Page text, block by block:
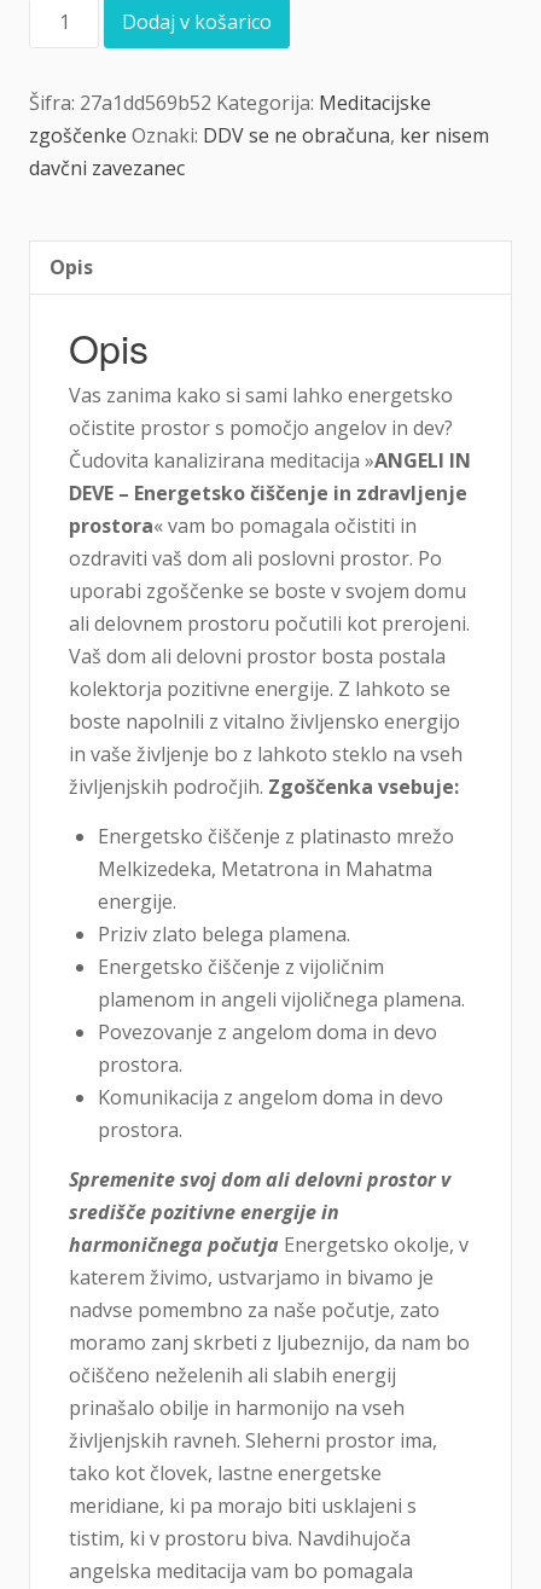
Dodaj v košarico
Šifra: 27a1dd569b52 Kategorija: Meditacijske
zgoščenke Oznaki: DDV se ne obračuna, ker nisem
davčni zavezanec
Opis
Opis
Vas zanima kako si sami lahko energetsko
očistite prostor s pomočjo angelov in dev?
Čudovita kanalizirana meditacija »ANGELI IN
DEVE – Energetsko čiščenje in zdravljenje
prostora« vam bo pomagala očistiti in
ozdraviti vaš dom ali poslovni prostor. Po
uporabi zgoščenke se boste v svojem domu
ali delovnem prostoru počutili kot prerojeni.
Vaš dom ali delovni prostor bosta postala
kolektorja pozitivne energije. Z lahkoto se
boste napolnili z vitalno življensko energijo
in vaše življenje bo z lahkoto steklo na vseh
življenjskih področjih. Zgoščenka vsebuje:
Energetsko čiščenje z platinasto mrežo
Melkizedeka, Metatrona in Mahatma
energije.
Priziv zlato belega plamena.
Energetsko čiščenje z vijoličnim
plamenom in angeli vijoličnega plamena.
Povezovanje z angelom doma in devo
prostora.
Komunikacija z angelom doma in devo
prostora.
Spremenite svoj dom ali delovni prostor v
središče pozitivne energije in
harmoničnega počutja Energetsko okolje, v
katerem živimo, ustvarjamo in bivamo je
nadvse pomembno za naše počutje, zato
moramo zanj skrbeti z ljubeznijo, da nam bo
očiščeno neželenih ali slabih energij
prinašalo obilje in harmonijo na vseh
življenjskih ravneh. Sleherni prostor ima,
tako kot človek, lastne energetske
meridiane, ki pa morajo biti usklajeni s
tistim, ki v prostoru biva. Navdihujoča
angelska meditacija vam bo pomagala